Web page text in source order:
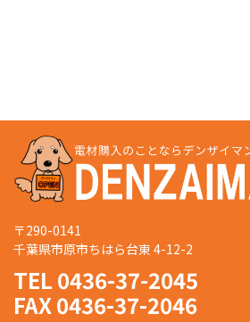
〒290-0141
千葉県市原市ちはら台東 4-12-2
TEL 0436-37-2045
FAX 0436-37-2046